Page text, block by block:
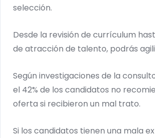
selección.
Desde la revisión de currículum
de atracción de talento, podrás
Según investigaciones de la
el 42% de los candidatos no
oferta si recibieron un mal trato.
Si los candidatos tienen una mala